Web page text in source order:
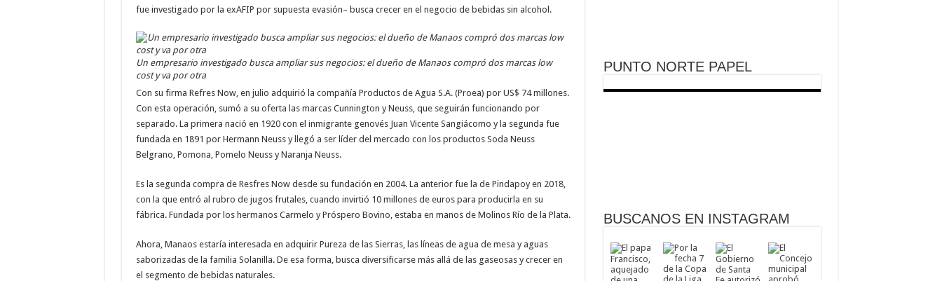
fue investigado por la exAFIP por supuesta evasión– busca crecer en el negocio de bebidas sin alcohol.
Un empresario investigado busca ampliar sus negocios: el dueño de Manaos compró dos marcas low
cost y va por otra
Con su firma Refres Now, en julio adquirió la compañía Productos de Agua S.A. (Proea) por US$ 74 millones.
Con esta operación, sumó a su oferta las marcas Cunnington y Neuss, que seguirán funcionando por
separado. La primera nació en 1920 con el inmigrante genovés Juan Vicente Sangiácomo y la segunda fue
fundada en 1891 por Hermann Neuss y llegó a ser líder del mercado con los productos Soda Neuss
Belgrano, Pomona, Pomelo Neuss y Naranja Neuss.
Es la segunda compra de Resfres Now desde su fundación en 2004. La anterior fue la de Pindapoy en 2018,
con la que entró al rubro de jugos frutales, cuando invirtió 10 millones de euros para producirla en su
fábrica. Fundada por los hermanos Carmelo y Próspero Bovino, estaba en manos de Molinos Río de la Plata.
Ahora, Manaos estaría interesada en adquirir Pureza de las Sierras, las líneas de agua de mesa y aguas
saborizadas de la familia Solanilla. De esa forma, busca diversificarse más allá de las gaseosas y crecer en
el segmento de bebidas naturales.
PUNTO NORTE PAPEL
BUSCANOS EN INSTAGRAM